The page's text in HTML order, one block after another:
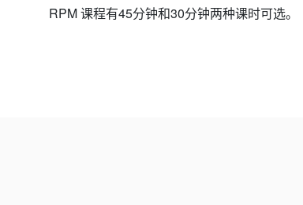
RPM 课程有45分钟和30分钟两种课时可选。